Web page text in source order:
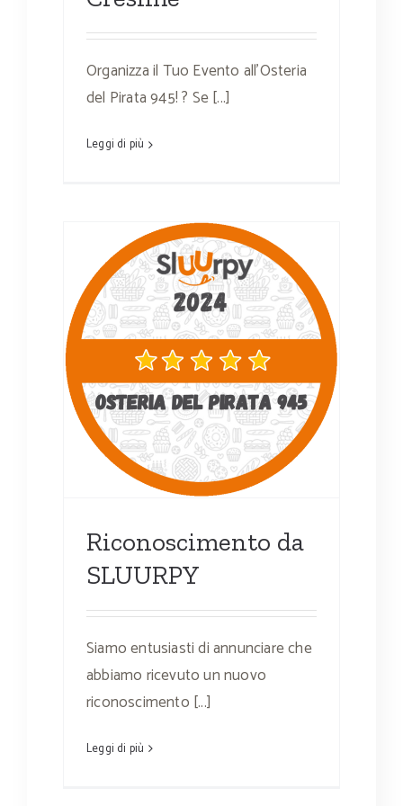
Organizza il Tuo Evento all'Osteria
del Pirata 945! ? Se [...]
Leggi di più
Riconoscimento da
SLUURPY
Siamo entusiasti di annunciare che
abbiamo ricevuto un nuovo
riconoscimento [...]
Leggi di più